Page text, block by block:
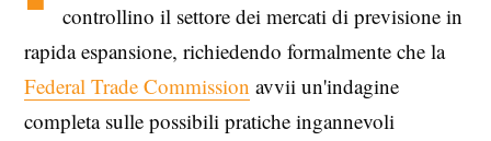
controllino il settore dei mercati di previsione in
rapida espansione, richiedendo formalmente che la
Federal Trade Commission avvii un'indagine
completa sulle possibili pratiche ingannevoli